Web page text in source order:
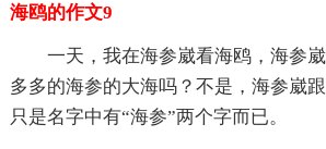
海鸥的作文9
一天，我在海参崴看海鸥，海参
多多的海参的大海吗？不是，海参崴
只是名字中有“海参”两个字而已。